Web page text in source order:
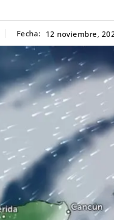
Fecha: 12 noviembre,